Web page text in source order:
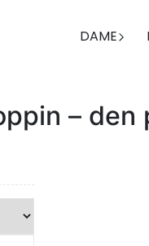
DAME
–